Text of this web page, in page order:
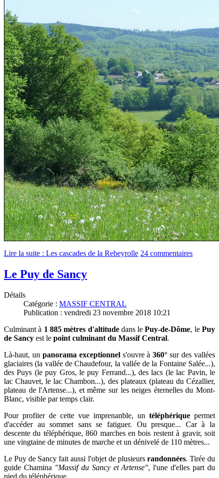
Lire la suite : Les cascades de la Rebeyrolle 24 commentaires
Le Puy de Sancy
Détails
Catégorie : MASSIF CENTRAL
Publication : vendredi 23 novembre 2018 10:21
Culminant à 1 885 mètres d'altitudedans lePuy-de-Dôme, lePuy
de Sancy est le point culminant du Massif Central.
Là-haut, un panorama exceptionnels'ouvre à360° sur des vallées
glaciaires (la vallée de Chaudefour, la vallée de la Fontaine Salée...),
des Puys (le puy Gros, le puy Ferrand...), des lacs (le lac Pavin, le
lac Chauvet, le lac Chambon...), des plateaux (plateau du Cézallier,
plateau de l'Artense...), et même sur les neiges éternelles du Mont-
Blanc, visible par temps clair.
Pour profiter de cette vue imprenanble, un téléphérique permet
d'accéder au sommet sans se fatiguer. Ou presque... Car à la
descente du téléphérique, 860 marches en bois restent à gravir, soit
une vingtaine de minutes de marche et un dénivelé de 110 mètres...
Le Puy de Sancy fait aussi l'objet de plusieurs randonnées. Tirée du
guide Chamina "Massif du Sancy et Artense", l'une d'elles part du
pied du téléphérique.